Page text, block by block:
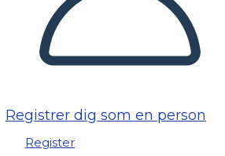
Registrer dig som en person
Register